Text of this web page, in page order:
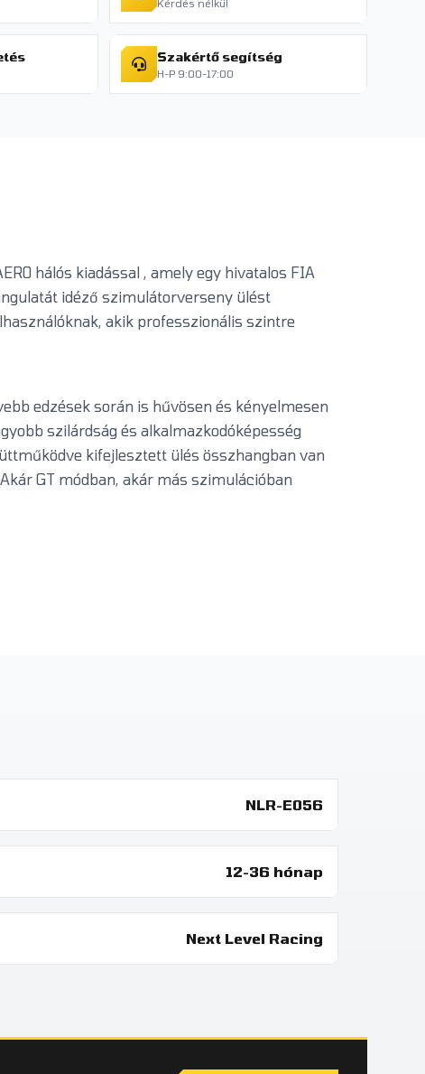
Kérdés nélkül
Szakértő segítség
H-P 9:00-17:00
hálós kiadással , amely egy hivatalos FIA
idéző ​​szimulátorverseny ülést
akik professzionális szintre
edzések során is hűvösen és kényelmesen
szilárdság és alkalmazkodóképesség
kifejlesztett ülés összhangban van
GT módban, akár más szimulációban
NLR-E056
12-36 hónap
Next Level Racing